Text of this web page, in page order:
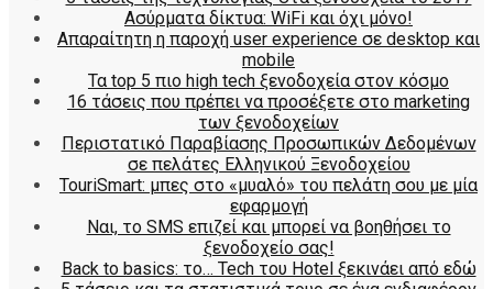
Ασύρματα δίκτυα: WiFi και όχι μόνο!
Απαραίτητη η παροχή user experience σε desktop και
mobile
Τα top 5 πιο high tech ξενοδοχεία στον κόσμο
16 τάσεις που πρέπει να προσέξετε στο marketing
των ξενοδοχείων
Περιστατικό Παραβίασης Προσωπικών Δεδομένων
σε πελάτες Ελληνικού Ξενοδοχείου
TouriSmart: μπες στο «μυαλό» του πελάτη σου με μία
εφαρμογή
Ναι, το SMS επιζεί και μπορεί να βοηθήσει το
ξενοδοχείο σας!
Back to basics: το… Tech του Hotel ξεκινάει από εδώ